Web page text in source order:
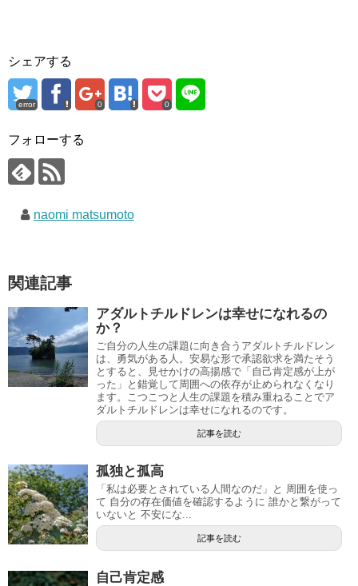
シェアする
error 0 0
フォローする
naomi matsumoto
関連記事
アダルトチルドレンは幸せになれるの
か？
ご自分の人生の課題に向き合うアダルトチルドレン
は、勇気がある人。安易な形で承認欲求を満たそう
とすると、見せかけの高揚感で「自己肯定感が上が
った」と錯覚して周囲への依存が止められなくなり
ます。こつこつと人生の課題を積み重ねることでア
ダルトチルドレンは幸せになれるのです。
記事を読む
孤独と孤高
「私は必要とされている人間なのだ」と 周囲を使っ
て 自分の存在価値を確認するように 誰かと繋がって
いないと 不安にな...
記事を読む
自己肯定感